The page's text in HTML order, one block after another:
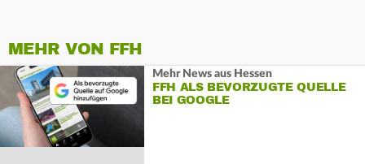
MEHR VON FFH
Mehr News aus Hessen
FFH ALS BEVORZUGTE QUELLE
BEI GOOGLE